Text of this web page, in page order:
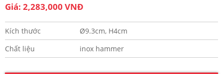
Giá: 2,283,000 VNĐ
Kích thước
Ø9.3cm, H4cm
Chất liệu
inox hammer